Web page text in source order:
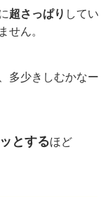
超さっぱり してい
せん。
多少きしむかなー
とするほど